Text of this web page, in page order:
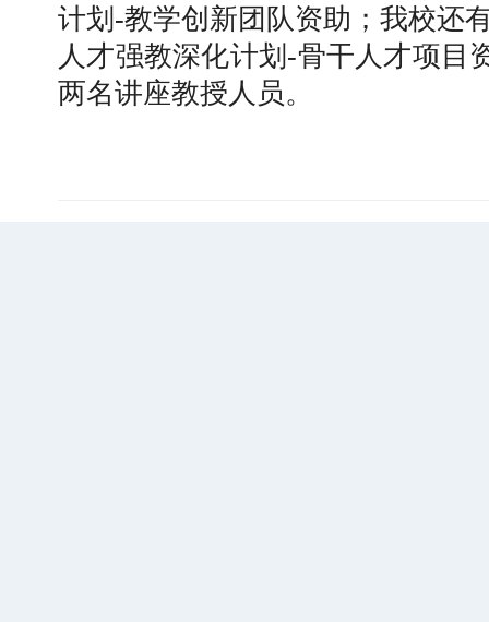
计划 -教学创新团队资助；我校还
人才强教深化计划 -骨干人才项目
两名讲座教授人员。